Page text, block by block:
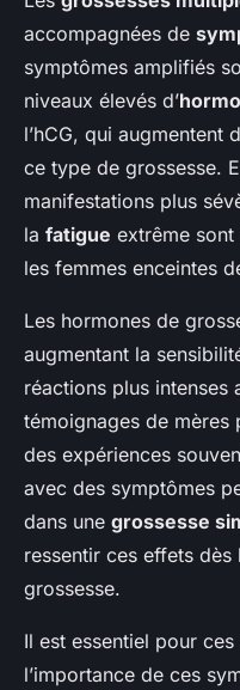
accompagnées de
symptômes amplifiés
niveaux élevés d’
l’hCG, qui augmentent
ce type de grossesse.
manifestations plus
la fatigue extrême
les femmes enceintes
Les hormones de
augmentant la
réactions plus intenses
témoignages de mères
des expériences
avec des symptômes
dans une grossesse
ressentir ces effets dès
grossesse.
Il est essentiel pour
l’importance de ces